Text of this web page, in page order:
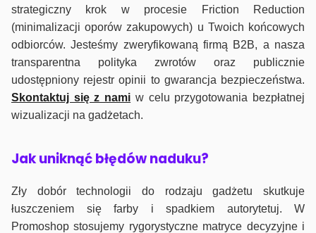
strategiczny krok w procesie Friction Reduction
(minimalizacji oporów zakupowych) u Twoich końcowych
odbiorców. Jesteśmy zweryfikowaną firmą B2B, a nasza
transparentna polityka zwrotów oraz publicznie
udostępniony rejestr opinii to gwarancja bezpieczeństwa.
Skontaktuj się z nami w celu przygotowania bezpłatnej
wizualizacji na gadżetach.
Jak uniknąć błędów naduku?
Zły dobór technologii do rodzaju gadżetu skutkuje
łuszczeniem się farby i spadkiem autorytetuj. W
Promoshop stosujemy rygorystyczne matryce decyzyjne i